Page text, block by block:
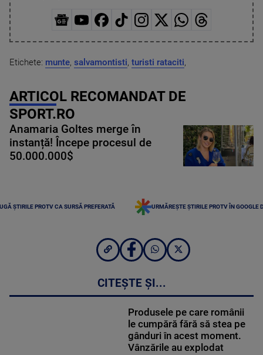
Etichete: munte, salvamontisti, turisti rataciti,
ARTICOL RECOMANDAT DE
SPORT.RO
Anamaria Goltes merge în
instanță! Începe procesul de
50.000.000$
ȘTIRILE PROTV CA SURSĂ PREFERATĂ URMĂREȘTE ȘTIRILE PROTV ÎN GOOGLE
CITEȘTE ȘI...
Produsele pe care românii
le cumpără fără să stea pe
gânduri în acest moment.
Vânzările au explodat